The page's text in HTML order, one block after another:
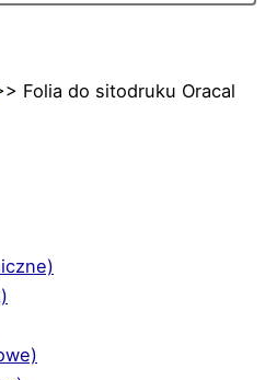
Folia do sitodruku Oracal